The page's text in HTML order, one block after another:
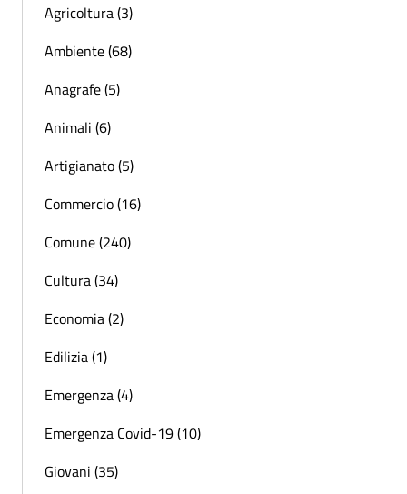
Agricoltura (3)
Ambiente (68)
Anagrafe (5)
Animali (6)
Artigianato (5)
Commercio (16)
Comune (240)
Cultura (34)
Economia (2)
Edilizia (1)
Emergenza (4)
Emergenza Covid-19 (10)
Giovani (35)